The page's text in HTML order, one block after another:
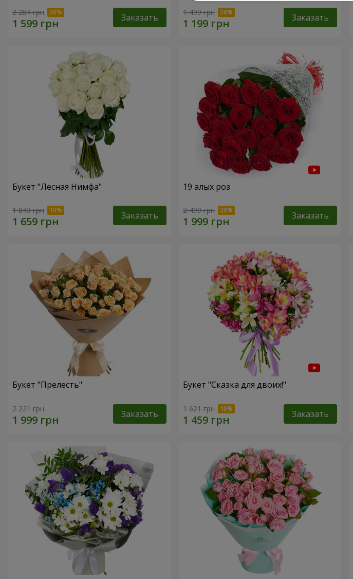
2 284 грн Заказать 1 499 грн Заказать
Букет "Лесная Нимфа"
1 843 грн Заказать
19 алых роз
2 499 грн Заказать
Букет "Прелесть"
2 221 грн Заказать
Букет "Сказка для двоих!"
1 621 грн Заказать